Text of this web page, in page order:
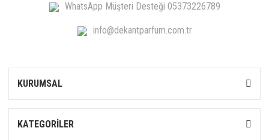
WhatsApp Müşteri Desteği 05373226789
info@dekantparfum.com.tr
KURUMSAL
KATEGORİLER